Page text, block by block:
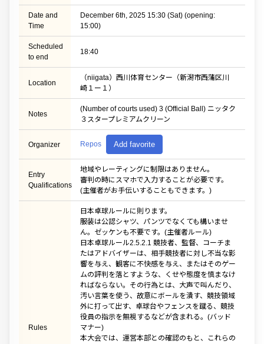
Date and
Time
December 6th, 2025 15:30 (Sat) (opening:
15:00)
Scheduled
to end
18:40
Location
（niigata）西川体育センター（新潟市西蒲区川
崎１ー１）
Notes
(Number of courts used) 3 (Official Ball) ニッタク
３スタープレミアムクリーン
Organizer Repos Add favorite
Entry
Qualifications
地域やレーティングに制限はありません。
審判の時にスマホで入力することが必要です。
(主催者がお手伝いすることもできます。)
Rules
日本卓球ルールに則ります。
服装は公認シャツ、パンツでなくても構いませ
ん。ゼッケンも不要です。(主催者ルール)
日本卓球ルール2.5.2.1 競技者、監督、コーチま
たはアドバイザーは、相手競技者に対し不当な影
響を与え、観客に不快感を与え、またはそのゲー
ムの評判を落とすような、くせや態度を慎まなけ
ればならない。その行為とは、大声で叫んだり、
汚い言葉を使う、故意にボールを潰す、競技領域
外に打って出す、卓球台やフェンスを蹴る、競技
役員の指示を無視するなどが含まれる。(バッド
マナー)
本大会では、運営本部との確認のもと、これらの